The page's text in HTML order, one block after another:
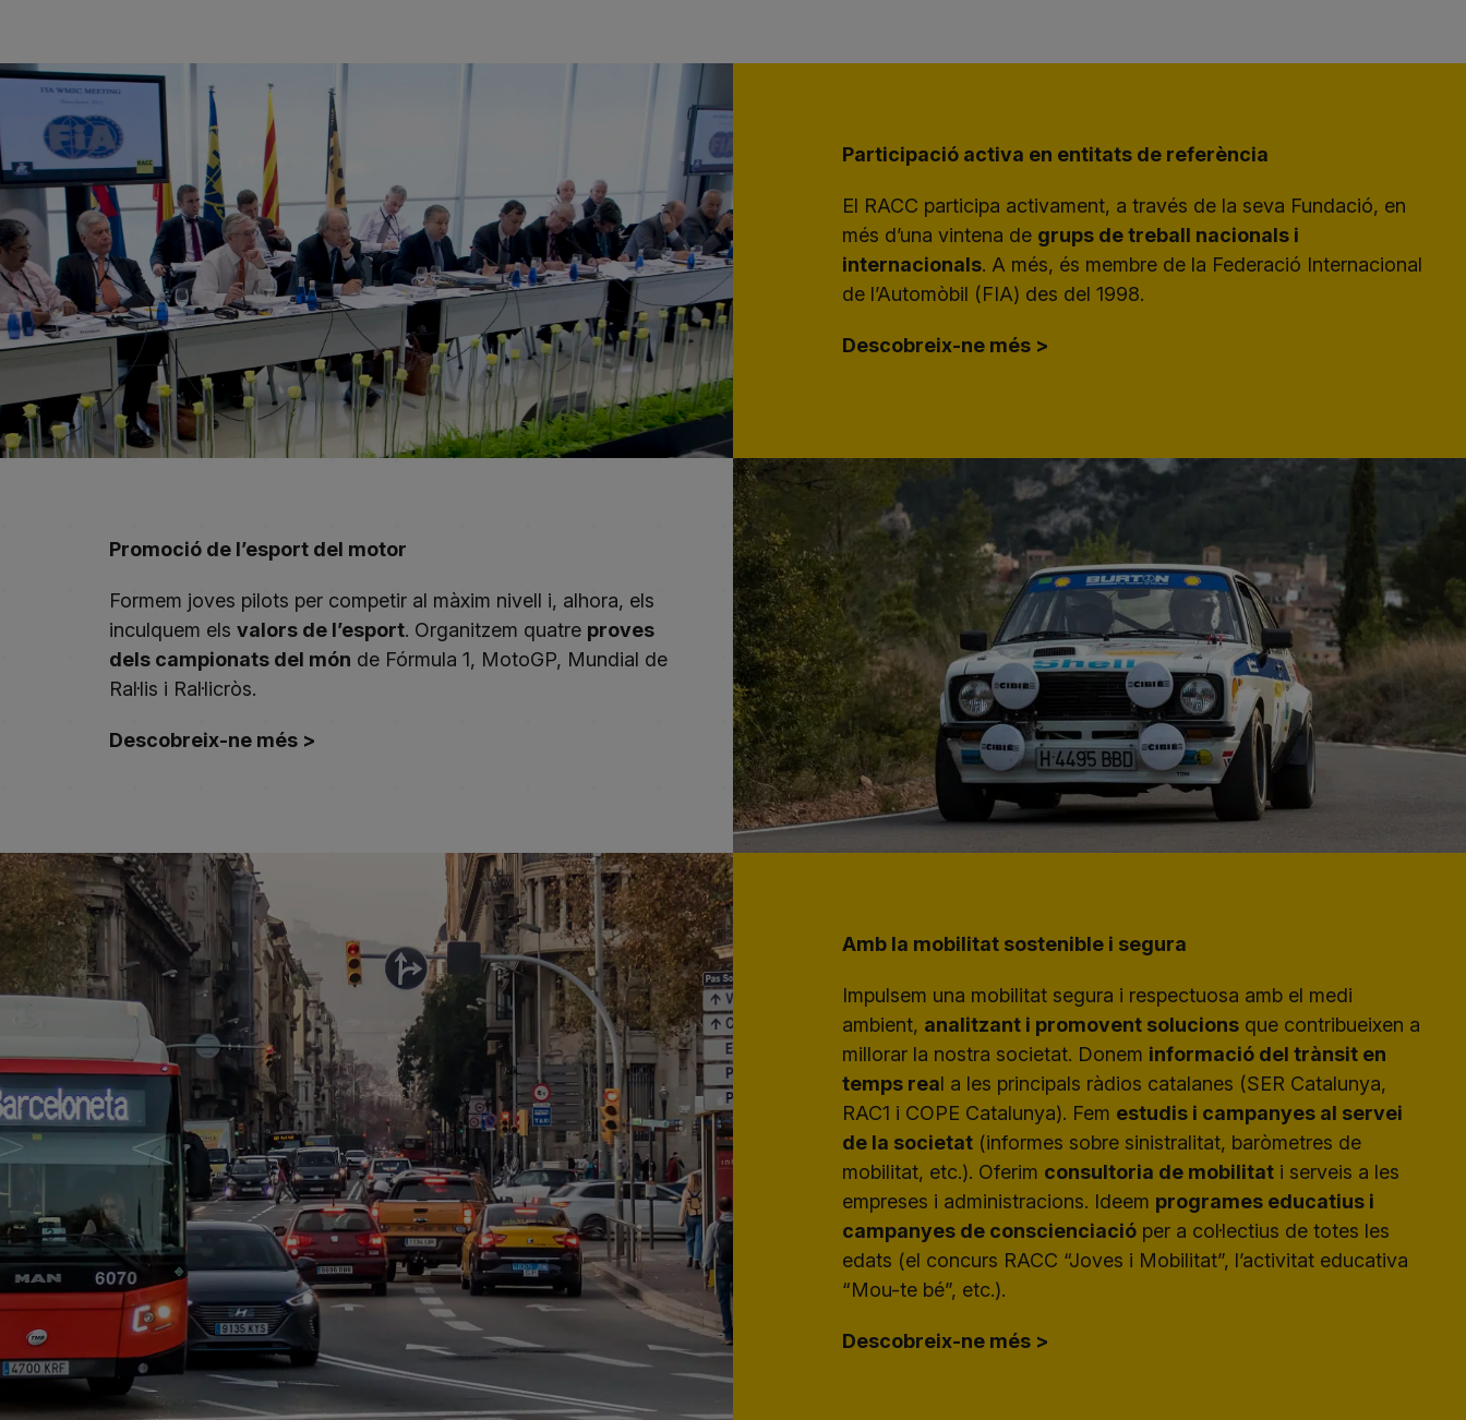
Participació activa en entitats de referència
El RACC participa activament, a través de la seva Fundació, en
més d’una vintena de grups de treball nacionals i
internacionals. A més, és membre de la Federació Internacional
de l’Automòbil (FIA) des del 1998.
Descobreix-ne més >
Promoció de l’esport del motor
Formem joves pilots per competir al màxim nivell i, alhora, els
inculquem els valors de l’esport. Organitzem quatre proves
dels campionats del món de Fórmula 1, MotoGP, Mundial de
Ral·lis i Ral·licròs.
Descobreix-ne més >
Amb la mobilitat sostenible i segura
Impulsem una mobilitat segura i respectuosa amb el medi
ambient, analitzant i promovent solucions que contribueixen a
millorar la nostra societat. Donem informació del trànsit en
temps real a les principals ràdios catalanes (SER Catalunya,
RAC1 i COPE Catalunya). Fem estudis i campanyes al servei
de la societat (informes sobre sinistralitat, baròmetres de
mobilitat, etc.). Oferim consultoria de mobilitat i serveis a les
empreses i administracions. Ideem programes educatius i
campanyes de conscienciació per a col·lectius de totes les
edats (el concurs RACC “Joves i Mobilitat”, l’activitat educativa
“Mou-te bé”, etc.).
Descobreix-ne més >